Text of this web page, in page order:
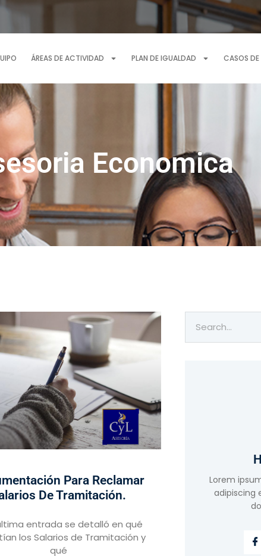
ÁREAS DE ACTIVIDAD PLAN DE IGUALDAD CASOS DE
Economica
Para Reclamar
De Tramitación.
entrada se detalló en qué
los Salarios de Tramitación y
qué
Lorem
adipiscing